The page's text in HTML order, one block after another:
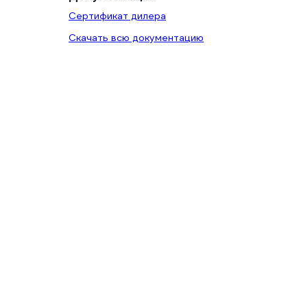
Сертификат дилера
Скачать всю документацию